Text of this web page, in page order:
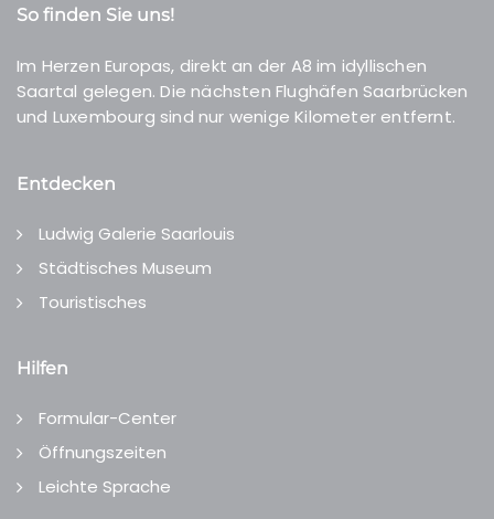
So finden Sie uns!
Im Herzen Europas, direkt an der A8 im idyllischen
Saartal gelegen. Die nächsten Flughäfen Saarbrücken
und Luxembourg sind nur wenige Kilometer entfernt.
Entdecken
Ludwig Galerie Saarlouis
Städtisches Museum
Touristisches
Hilfen
Formular-Center
Öffnungszeiten
Leichte Sprache